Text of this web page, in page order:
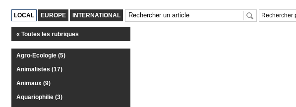
TvLocale
France
Accueil
RUBRIQUES
Agenda
LOCAL EUROPE INTERNATIONAL Rechercher
« Toutes les rubriques
Agro-Ecologie (5)
Animalistes (17)
Animaux (9)
Aquariophilie (3)